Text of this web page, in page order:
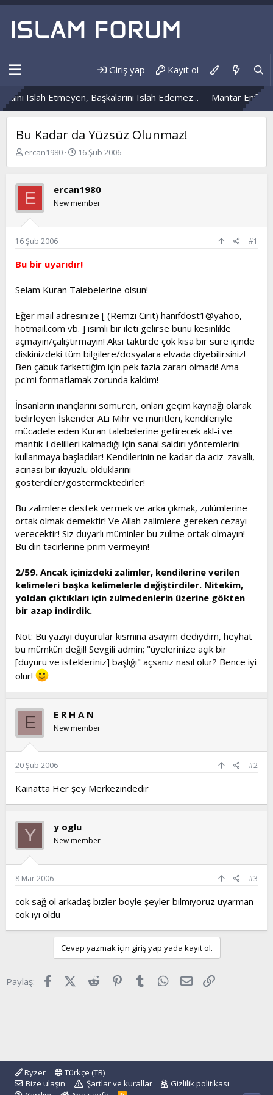
Giriş yap Kayıt ol
Islah Etmeyen, Başkalarını Islah Edemez... Mantar
Bu Kadar da Yüzsüz Olunmaz!
K
b
u
y
u
b
a
l
a
ercan1980
B
a
n
ı
a
h
16 Şub 2006
E ercan1980
New member
16 Şub 2006 #1
Bu bir uyarıdır!
Selam Kuran Talebelerine olsun!
Eğer mail adresinize [ (Remzi Cirit) hanifdost1@yahoo,
hotmail.com vb. ] isimli bir ileti gelirse bunu kesinlikle
açmayın/çalıştırmayın! Aksi taktirde çok kısa bir süre içinde
diskinizdeki tüm bilgilere/dosyalara elvada diyebilirsiniz!
Ben çabuk farkettiğim için pek fazla zararı olmadı! Ama
pc'mi formatlamak zorunda kaldım!
İnsanların inançlarını sömüren, onları geçim kaynağı olarak
belirleyen İskender ALi Mihr ve müritleri, kendileriyle
mücadele eden Kuran talebelerine getirecek akl-i ve
mantık-i delilleri kalmadığı için sanal saldırı yöntemlerini
kullanmaya başladılar! Kendilerinin ne kadar da aciz-zavallı,
acınası bir ikiyüzlü olduklarını
gösterdiler/göstermektedirler!
Bu zalimlere destek vermek ve arka çıkmak, zulümlerine
ortak olmak demektir! Ve Allah zalimlere gereken cezayı
verecektir! Siz duyarlı müminler bu zulme ortak olmayın!
Bu din tacirlerine prim vermeyin!
2/59. Ancak içinizdeki zalimler, kendilerine verilen
kelimeleri başka kelimelerle değiştirdiler. Nitekim,
yoldan çıktıkları için zulmedenlerin üzerine gökten
bir azap indirdik.
Not: Bu yazıyı duyurular kısmına asayım dediydim, heyhat
bu mümkün değil! Sevgili admin; "üyelerinize açık bir
[duyuru ve istekleriniz] başlığı" açsanız nasıl olur? Bence iyi
olur!
E E R H A N
New member
20 Şub 2006 #2
Kainatta Her şey Merkezindedir
Y y oglu
New member
8 Mar 2006 #3
cok sağ ol arkadaş bizler böyle şeyler bilmiyoruz uyarman
cok iyi oldu
Cevap yazmak için giriş yap yada kayıt ol.
Paylaş: FacebookX (Twitter)
Reddit Pinterest
Tumblr WhatsApp
E-posta
Ryzer
Türkçe (TR)
Bize ulaşın
Şartlar ve kurallar
Gizlilik politikası